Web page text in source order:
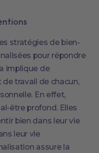
stratégies de bien-
pour répondre
implique de
de travail de chacun,
En effet,
être profond. Elles
bien dans leur vie
leur vie
assure la